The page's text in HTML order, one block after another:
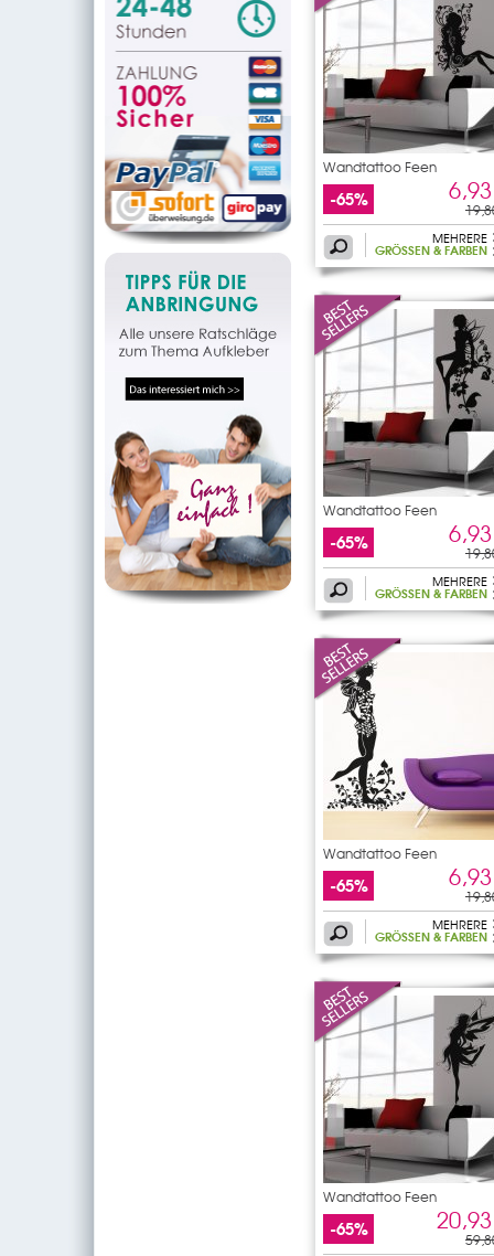
Wandtattoo Feen
-65%
MEHRERE
GRÖSSEN & FARBEN
Wandtattoo Feen
-65%
MEHRERE
GRÖSSEN & FARBEN
Wandtattoo Feen
-65%
MEHRERE
GRÖSSEN & FARBEN
Wandtattoo Feen
-65%